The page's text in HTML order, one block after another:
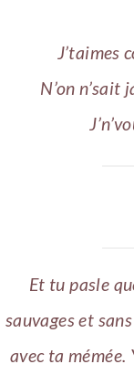
J’taimes
N’on n’sait
Et tu pasle
sauvages et
avec ta mémée.